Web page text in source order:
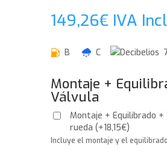
149,26€ IVA
B C
Montaje +
Válvula
Montaje + Equilibrado
rueda(+18,15€)
Incluye el montaje y el